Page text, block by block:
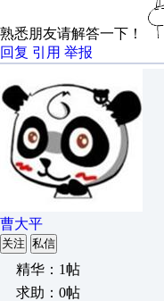
熟悉朋友请解答一下！
回复 引用 举报
曹大平
关注 私信
精华：1帖
求助：0帖